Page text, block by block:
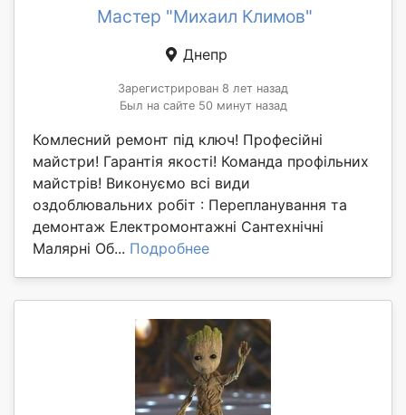
Мастер "Михаил Климов"
Днепр
Зарегистрирован 8 лет назад
Был на сайте 50 минут назад
Комлесний ремонт під ключ! Професійні
майстри! Гарантія якості! Команда профільних
майстрів! Виконуємо всі види
оздоблювальних робіт : Перепланування та
демонтаж Електромонтажні Сантехнічні
Малярні Об... Подробнее